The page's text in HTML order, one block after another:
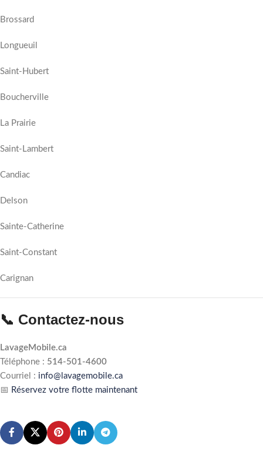
Brossard
Longueuil
Saint-Hubert
Boucherville
La Prairie
Saint-Lambert
Candiac
Delson
Sainte-Catherine
Saint-Constant
Carignan
📞 Contactez-nous
LavageMobile.ca
Téléphone : 514-501-4600
Courriel : info@lavagemobile.ca
📅 Réservez votre flotte maintenant